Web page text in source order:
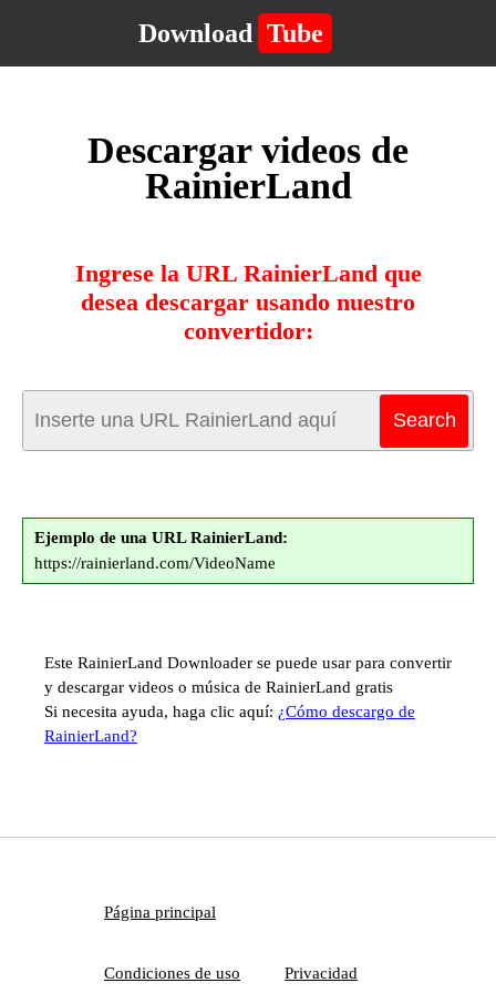
Download Tube
Descargar videos de
RainierLand
Ingrese la URL RainierLand que
desea descargar usando nuestro
convertidor:
Ejemplo de una URL RainierLand:
https://rainierland.com/VideoName
Este RainierLand Downloader se puede usar para convertir
y descargar videos o música de RainierLand gratis
Si necesita ayuda, haga clic aquí: ¿Cómo descargo de
RainierLand?
Página principal
Condiciones de uso Privacidad